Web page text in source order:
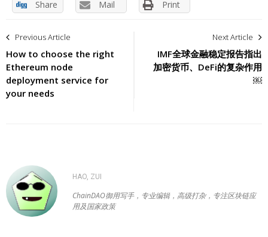
Share Mail Print
章
导
航
Previous Article
How to choose the right
Ethereum node
deployment service for
your needs
Next Article
IMF全球金融稳定报告指出
加密货币、DeFi的复杂作用
￼
HAO, ZUI
ChainDAO御用写手，专业编辑，高级打杂，专注区块链应
用及国家政策